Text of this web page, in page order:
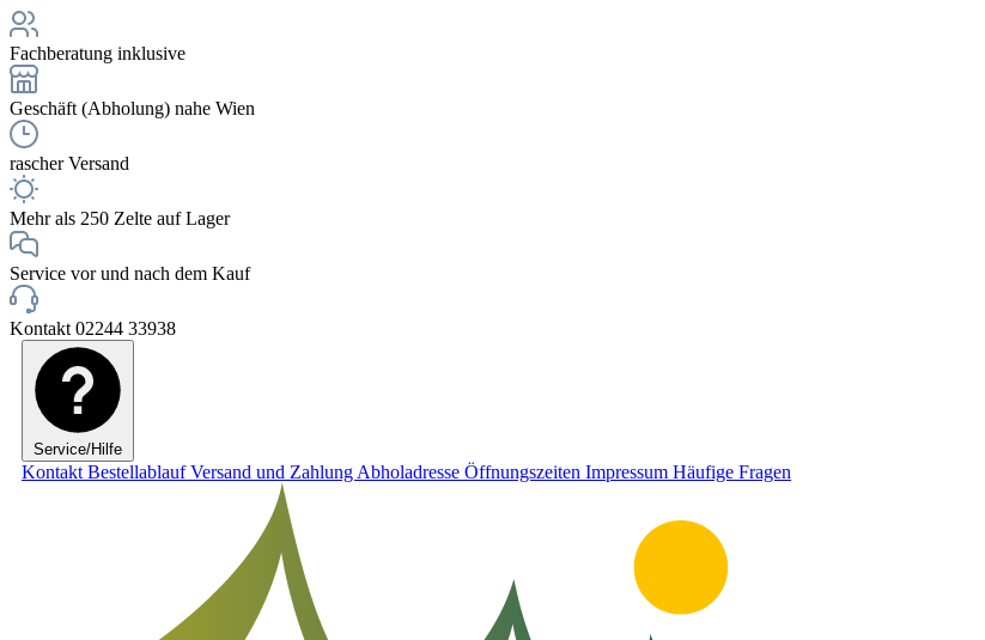
Fachberatung inklusive
Geschäft (Abholung) nahe Wien
rascher Versand
Mehr als 250 Zelte auf Lager
Service vor und nach dem Kauf
Kontakt 02244 33938
Service/Hilfe
Kontakt BestellablaufVersand und Zahlung Abholadresse Öffnungszeiten Impressum Häufige Fragen